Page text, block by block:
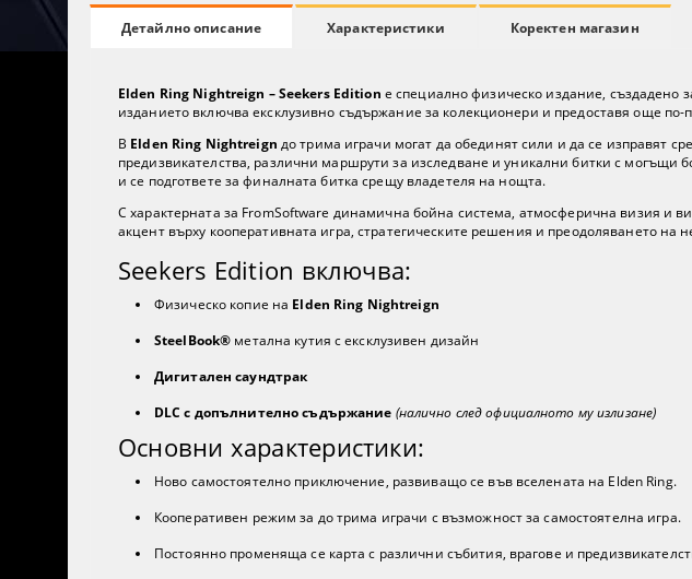
Детайлно описание Характеристики Коректен магазин
Elden Ring Nightreign – Seekers Edition е специално физическо издание, създадено
изданието включва ексклузивно съдържание за колекционери и предоставя още
В Elden Ring Nightreign до трима играчи могат да обединят сили и да се изправят
предизвикателства, различни маршрути за изследване и уникални битки с
и се подгответе за финалната битка срещу владетеля на нощта.
С характерната за FromSoftware динамична бойна система, атмосферична визия и
акцент върху кооперативната игра, стратегическите решения и преодоляването
Seekers Edition включва:
Физическо копие на Elden Ring Nightreign
SteelBook® метална кутия с ексклузивен дизайн
Дигитален саундтрак
DLC с допълнително съдържание (налично след официалното му излизане)
Основни характеристики:
Ново самостоятелно приключение, развиващо се във вселената на Elden Ring.
Кооперативен режим за до трима играчи с възможност за самостоятелна игра.
Постоянно променяща се карта с различни събития, врагове и